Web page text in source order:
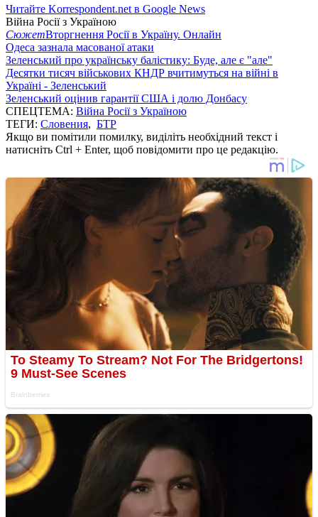
Читайте Korrespondent.net в Google News
Війна Росії з Україною
СюжетВторгнення Росії в Україну. Онлайн
Одеса зазнала масованої атаки
Зеленський про українську балістику: Буде, але є "але"
Десятки тисяч військових КНДР вчитимуться на війні в
Україні - Зеленський
Зеленський оцінив гарантії США і долю Донбасу
СПЕЦТЕМА: Війна Росії з Україною
ТЕГИ: Словения, БТР
Якщо ви помітили помилку, виділіть необхідний текст і
натисніть Ctrl + Enter, щоб повідомити про це редакцію.